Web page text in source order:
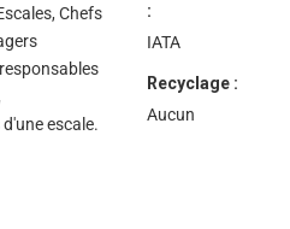
Chefs
escale.
:
IATA
Recyclage :
Aucun